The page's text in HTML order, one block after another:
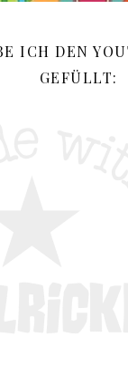
ICH DEN
GEFÜLLT: